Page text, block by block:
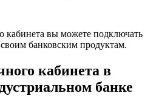
вы можете подключать
банковским продуктам.
кабинета в
банке